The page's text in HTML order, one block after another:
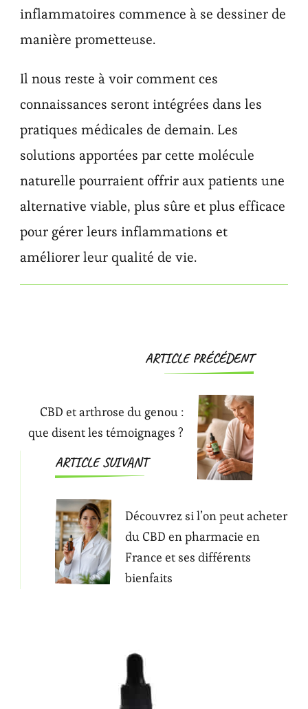
inflammatoires commence à se dessiner de
manière prometteuse.
Il nous reste à voir comment ces
connaissances seront intégrées dans les
pratiques médicales de demain. Les
solutions apportées par cette molécule
naturelle pourraient offrir aux patients une
alternative viable, plus sûre et plus efficace
pour gérer leurs inflammations et
améliorer leur qualité de vie.
Navigation
ARTICLE PRÉCÉDENT
CBD et arthrose du genou :
que disent les témoignages ?
ARTICLE SUIVANT
Découvrez si l’on peut acheter
du CBD en pharmacie en
France et ses différents
bienfaits